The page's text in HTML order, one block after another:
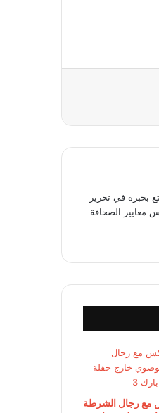
في تحرير
معايير الصحافة
مع رجال الشرطة